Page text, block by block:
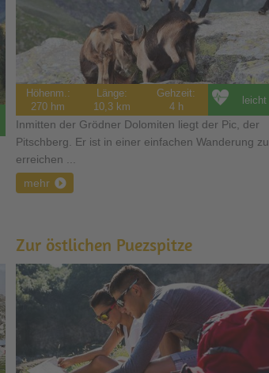
Höhenm.:
270 hm
Länge:
10,3 km
Gehzeit:
4 h
leicht
Inmitten der Grödner Dolomiten liegt der Pic, der
Pitschberg. Er ist in einer einfachen Wanderung zu
erreichen ...
mehr
Zur östlichen Puezspitze